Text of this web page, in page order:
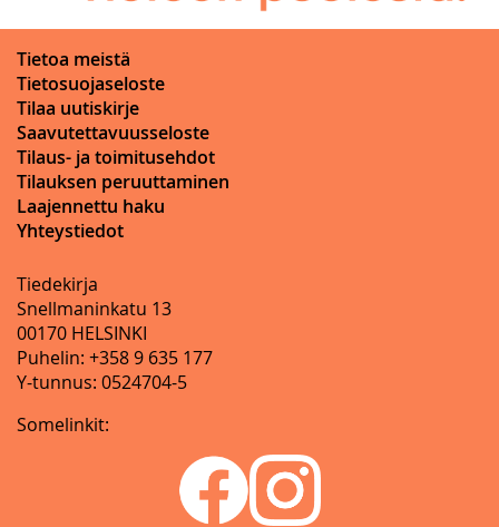
Tietoa meistä
Tietosuojaseloste
Tilaa uutiskirje
Saavutettavuusseloste
Tilaus- ja toimitusehdot
Tilauksen peruuttaminen
Laajennettu haku
Yhteystiedot
Tiedekirja
Snellmaninkatu 13
00170 HELSINKI
Puhelin: +358 9 635 177
Y-tunnus: 0524704-5
Somelinkit: